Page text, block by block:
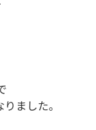
ました。